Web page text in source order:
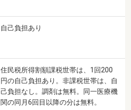
自己負担あり
住民税所得割額課税世帯は、1回200
円の自己負担あり。非課税世帯は、自
己負担なし。調剤は無料。同一医療機
関の同月6回目以降の分は無料。